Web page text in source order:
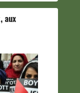
aux